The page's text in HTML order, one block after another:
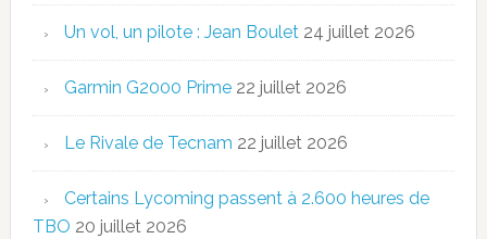
Un vol, un pilote : Jean Boulet 24 juillet 2026
Garmin G2000 Prime 22 juillet 2026
Le Rivale de Tecnam 22 juillet 2026
Certains Lycoming passent à 2.600 heures de
TBO 20 juillet 2026